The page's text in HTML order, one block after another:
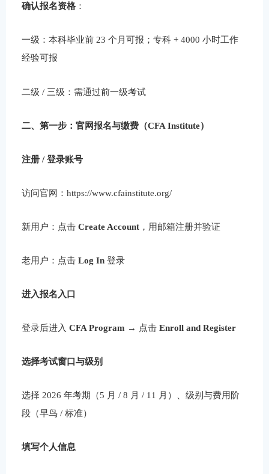
确认报名资格 ：
一级：本科毕业前 23 个月可报；专科 + 4000 小时工作
经验可报
二级 / 三级：需通过前一级考试
二、第一步：官网报名与缴费（CFA Institute）
注册 / 登录账号
访问官网：https://www.cfainstitute.org/
新用户：点击Create Account ，用邮箱注册并验证
老用户：点击Log In 登录
进入报名入口
登录后进入CFA Program → 点击Enroll and Register
选择考试窗口与级别
选择 2026 年考期（5 月 / 8 月 / 11 月）、级别与费用阶
段（早鸟 / 标准）
填写个人信息